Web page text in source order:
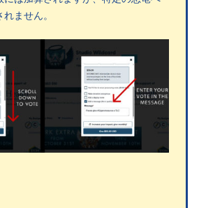
ません。